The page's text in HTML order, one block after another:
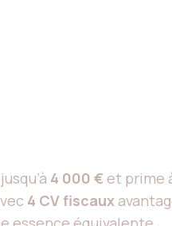
jusqu’à 4 000 € et prime
4 CV fiscaux